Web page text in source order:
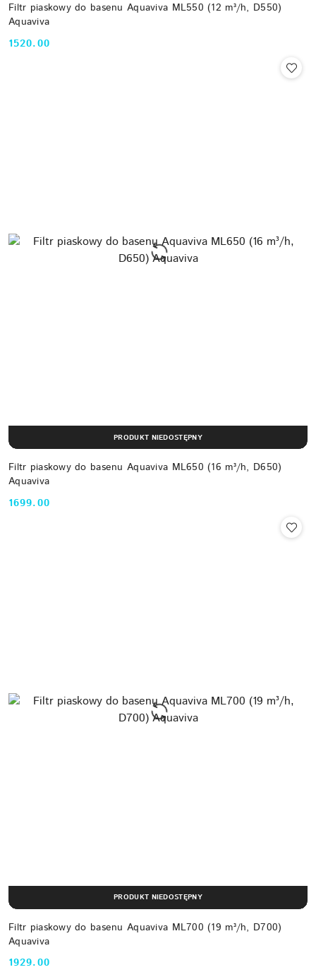
Filtr piaskowy do basenu Aquaviva ML550 (12 m³/h, D550)
Aquaviva
Cena:
1520.00
Filtr piaskowy do basenu Aquaviva ML650 (16 m³/h, D650)
Aquaviva
Cena:
1699.00
PRODUKT NIEDOSTĘPNY
Filtr piaskowy do basenu Aquaviva ML700 (19 m³/h, D700)
Aquaviva
1929.00
PRODUKT NIEDOSTĘPNY